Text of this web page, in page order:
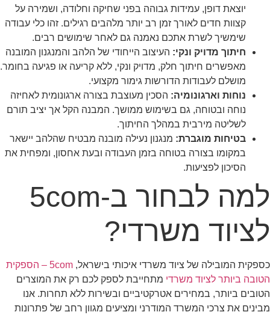
יוצאת דופן, עמידות גבוהה בפני שחיקה וחלודה, ושמירה על
קצוות חדים לאורך זמן רב יותר מלהבים רגילים. זהו כלי עבודה
שימשיך לשרת אתכם נאמנה גם לאחר שימושים רבים.
חיתוך מדויק ונקי: העיצוב הייחודי של הלהב והמנגנון המובנה
מאפשרים חיתוך חלק, מדויק ונקי, ללא קריעה או פגיעה בחומר.
מושלם לעבודות הדורשות גימור מקצועי.
נוחות וארגונומיה: הסכין מעוצבת בצורה ארגונומית לאחיזה
נוחה ובטוחה, גם בשימוש ממושך. המבנה הקל אך יציב תורם
לשליטה מירבית במהלך החיתוך.
בטיחות מוגברת: מנגנון נעילה מובנה מבטיח שהלהב יישאר
במקומו בצורה בטוחה בזמן העבודה ובעת אחסון, ומפחית את
הסיכון לפציעות.
למה לבחור ב-5com
לציוד משרדי?
כספקית המובילה של ציוד משרדי איכותי בישראל,
5com – הספקית
הטובה ביותר לציוד משרדי מתחייבת לספק לכם רק את המוצרים
הטובים ביותר, במחירים אטרקטיביים ובשירות ללא תחרות. אנו
מבינים את צרכי המשרד המודרני ומציעים מגוון רחב של פתרונות